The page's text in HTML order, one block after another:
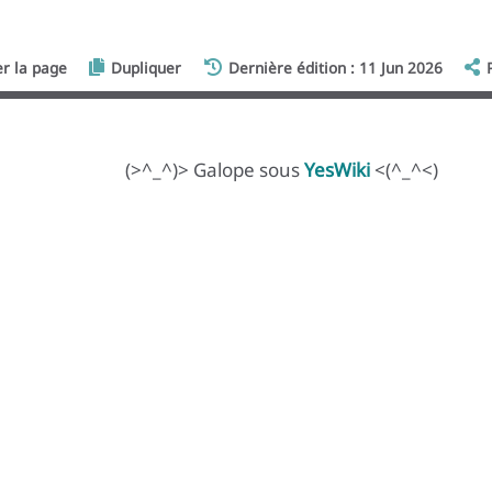
la page Dupliquer Dernière édition : 11 Jun 2026
(>^_^)> Galope sousYesWiki<(^_^<)